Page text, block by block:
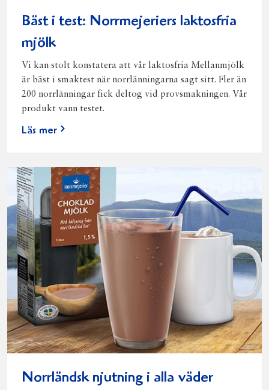
Bäst i test: Norrmejeriers laktosfria
mjölk
Vi kan stolt konstatera att vår laktosfria Mellanmjölk
är bäst i smaktest när norrlänningarna sagt sitt. Fler än
200 norrlänningar fick deltog vid provsmakningen. Vår
produkt vann testet.
Läs mer
Norrländsk njutning i alla väder